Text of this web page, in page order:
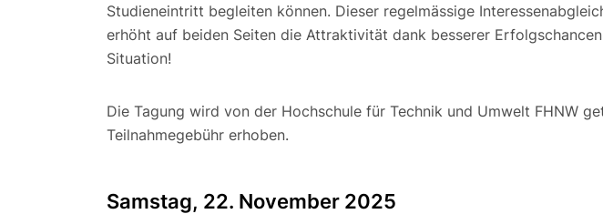
Studieneintritt begleiten können. Dieser regelmässige
erhöht auf beiden Seiten die Attraktivität dank besserer
Situation!
Die Tagung wird von der Hochschule für Technik und Umwelt FHNW
Teilnahmegebühr erhoben.
Samstag, 22. November 2025